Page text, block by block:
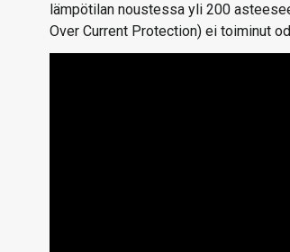
lämpötilan noustessa yli 200
Over Current Protection) ei toiminut